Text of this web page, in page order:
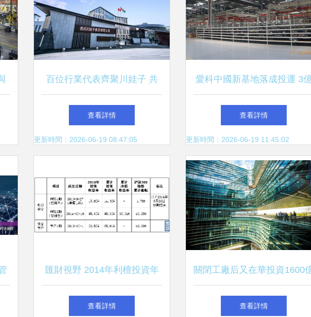
百位行業代表齊聚川娃子 共
話食品智造新味來，明星工廠
引領行業升級
查看詳情
更新時間：2026-06-19 08:47:05
愛科中國新基地落成投運 3
美元布局中國，投資管理再升
級
查看詳情
更新時間：2026-06-19 11:45:02
匯財視野 2014年利檀投資年
度盤點——私募基金布局與穩
查看詳情
關閉工廠后又在華投資1600
能稱霸世界，為何選擇“裝孫
查看詳情